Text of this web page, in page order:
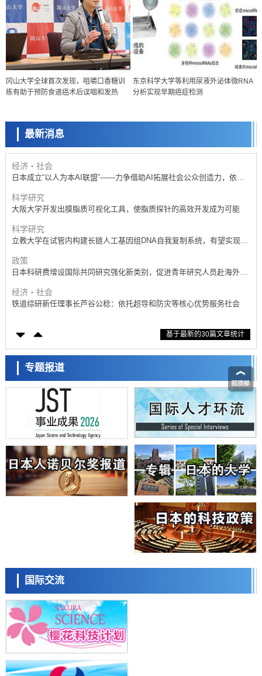
冈山大学全球首次发现，咀嚼口香糖训
练有助于预防食道癌术后误咽和发热
东京科学大学等利用尿液外泌体微RNA
分析实现早期癌症检测
最新消息
政策
日本科研费增设国际共同研究强化新类别，促进青年研究人员赴海外开
展研究
科学研究
开发出300亿年仅误差1秒的光晶格钟，构建网络将其打造为下一代社会
基础设施
经济・社会
日本成立“以人为本AI联盟”——力争借助AI拓展社会公众创造力，依托
科学研究
大阪大学开发出膜脂质可视化工具，使脂质探针的高效开发成为可能
科学研究
立教大学在试管内构建长链人工基因组DNA自我复制系统，有望实现携
政策
日本科研费增设国际共同研究强化新类别，促进青年研究人员赴海外开
经济・社会
铁道综研新任理事长芦谷公稔：依托超导和防灾等核心优势服务社会
东京大学通过叶绿体基因组编辑技术强化碳固定酶，成功提高光合作用
科学研究
藤田医科大学等成功鉴定出非结核分枝杆菌生存的必需基因，首次揭示
该基因的必要性因菌株而异
经济・社会
【AI法下篇】如何应对AI的不可控性——中央大学平野晋教授专访
科学研究
日本学术会议：为保持土壤健康应采取哪些措施？探讨土壤保护与强化
的具体对策
科学研究
大阪大学开发基于水氢键网络的温度预测新方法，AI从分子排列信息中
高精度解读
经济・社会
【AI法上篇】如何对“将人生交给AI”保持危机感——中央大学平野晋教
庆应义塾大学阐明脑内“游击手”小胶质细胞包裹保护受损神经细胞的机
制，有望用于开发阿尔茨海默病等疾病疗法
劣化抑制机制，为提升轮胎安全性与耐久性的材料设计开辟道路
科学研究
近畿大学等发现植物染料“日本茜”的红色成分可抑制老化与炎症，有望
科学研究
群马大学开发针对难治性癫痫的新型基因疗法，利用超小型GAD67启动
子抑制发作
科学研究
九州大学揭示夜间眼压升高机制：两种激素波动叠加所致
科学研究
基于最新的30篇文章统计
专题报道
国际交流
流员
小岩井忠道